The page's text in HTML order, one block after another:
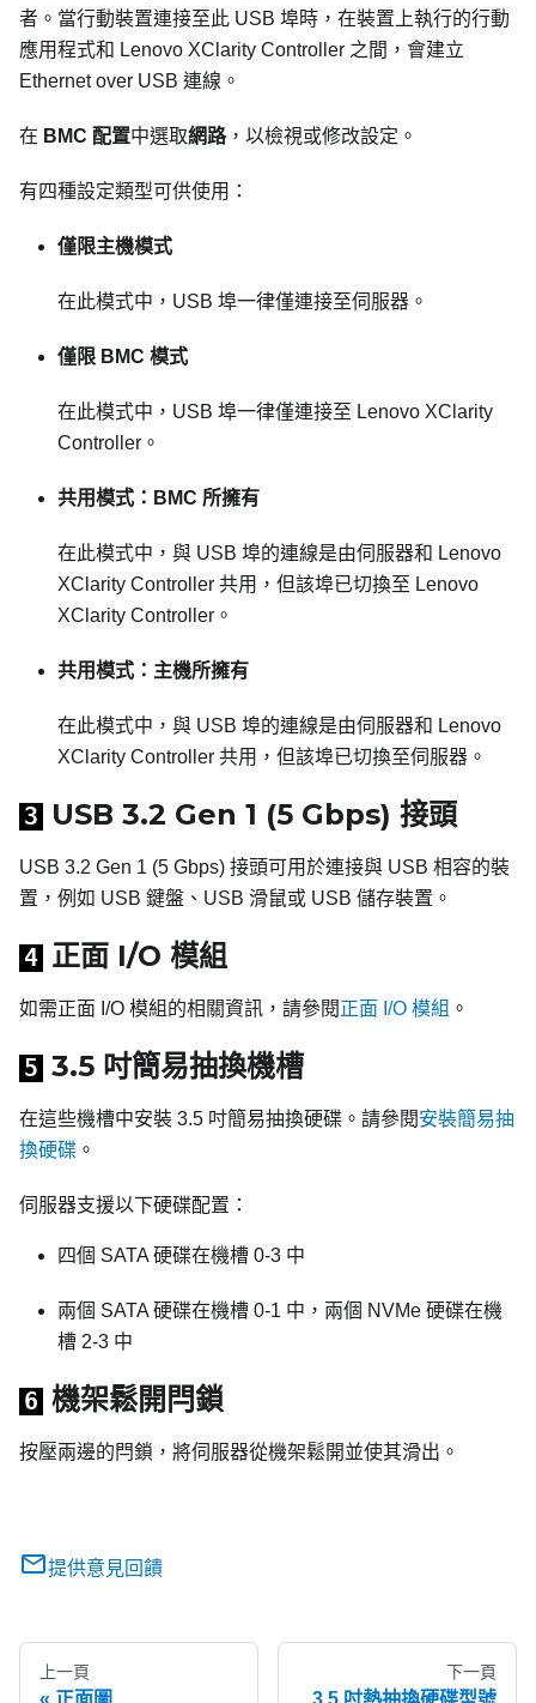
者。當行動裝置連接至此 USB 埠時，在裝置上執行的行動
應用程式和 Lenovo XClarity Controller 之間，會建立
Ethernet over USB 連線。
在 BMC 配置中選取網路，以檢視或修改設定。
有四種設定類型可供使用：
僅限主機模式
在此模式中，USB 埠一律僅連接至伺服器。
僅限 BMC 模式
在此模式中，USB 埠一律僅連接至 Lenovo XClarity
Controller 。
共用模式：BMC 所擁有
在此模式中，與 USB 埠的連線是由伺服器和 Lenovo
XClarity Controller 共用，但該埠已切換至 Lenovo
XClarity Controller 。
共用模式：主機所擁有
在此模式中，與 USB 埠的連線是由伺服器和 Lenovo
XClarity Controller 共用，但該埠已切換至伺服器。
3 USB 3.2 Gen 1 (5 Gbps) 接頭
USB 3.2 Gen 1 (5 Gbps) 接頭可用於連接與 USB 相容的裝
置，例如 USB 鍵盤、USB 滑鼠或 USB 儲存裝置。
4 正面 I/O 模組
如需正面 I/O 模組的相關資訊，請參閱正面 I/O 模組 。
5 3.5 吋簡易抽換機槽
在這些機槽中安裝 3.5 吋簡易抽換硬碟。請參閱安裝簡易抽
換硬碟 。
伺服器支援以下硬碟配置：
四個 SATA 硬碟在機槽 0-3 中
兩個 SATA 硬碟在機槽 0-1 中，兩個 NVMe 硬碟在機
槽 2-3 中
6 機架鬆開閂鎖
按壓兩邊的閂鎖，將伺服器從機架鬆開並使其滑出。
提供意見回饋
上一頁
正面圖
下一頁
3.5 吋熱抽換硬碟型號